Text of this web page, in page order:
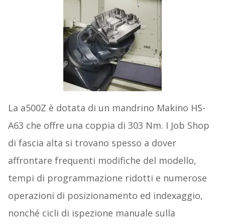
La a500Z è dotata di un mandrino Makino HS-
A63 che offre una coppia di 303 Nm. I Job Shop
di fascia alta si trovano spesso a dover
affrontare frequenti modifiche del modello,
tempi di programmazione ridotti e numerose
operazioni di posizionamento ed indexaggio,
nonché cicli di ispezione manuale sulla